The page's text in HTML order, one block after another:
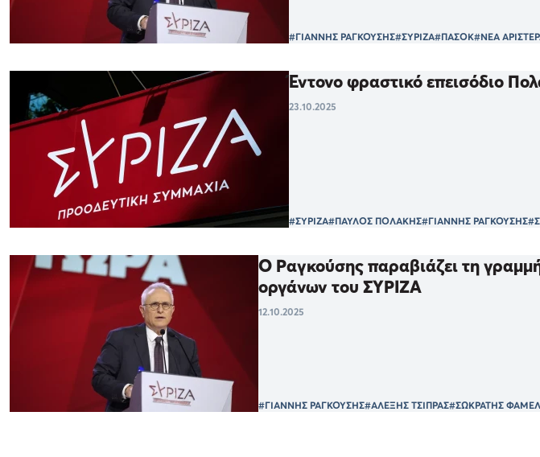
#ΓΙΑΝΝΗΣ ΡΑΓΚΟΥΣΗΣ#ΣΥΡΙΖΑ#ΠΑΣΟΚ#ΝΕΑ
Έντονο φραστικό επεισόδιο
23.10.2025
#ΣΥΡΙΖΑ#ΠΑΥΛΟΣ ΠΟΛΑΚΗΣ#ΓΙΑΝΝΗΣ ΡΑΓΚΟΥΣΗΣ
Ο Ραγκούσης παραβιάζει τη
οργάνων του ΣΥΡΙΖΑ
12.10.2025
#ΓΙΑΝΝΗΣ ΡΑΓΚΟΥΣΗΣ#ΑΛΕΞΗΣ ΤΣΙΠΡΑΣ#ΣΩΚΡΑΤΗΣ